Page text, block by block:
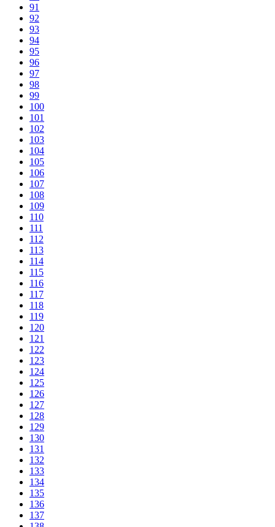
91
92
93
94
95
96
97
98
99
100
101
102
103
104
105
106
107
108
109
110
111
112
113
114
115
116
117
118
119
120
121
122
123
124
125
126
127
128
129
130
131
132
133
134
135
136
137